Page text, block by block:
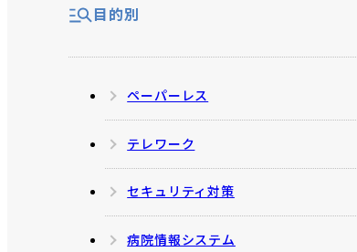
目的別
ペーパーレス
テレワーク
セキュリティ対策
病院情報システム